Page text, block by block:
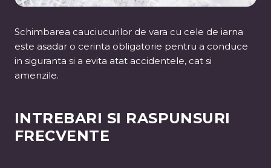
Schimbarea cauciucurilor de vara cu cele de iarna
este asadar o cerinta obligatorie pentru a conduce
in siguranta si a evita atat accidentele, cat si
amenzile.
INTREBARI SI RASPUNSURI
FRECVENTE